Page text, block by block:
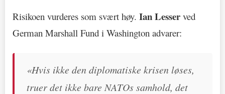
Risikoen vurderes som svært høy. Ian Lesser ved
German Marshall Fund i Washington advarer:
«Hvis ikke den diplomatiske krisen løses,
truer det ikke bare NATOs samhold, det